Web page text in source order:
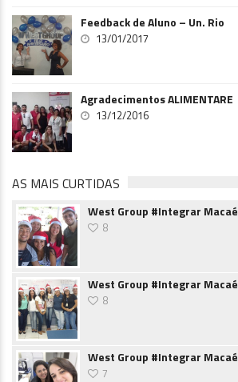
Feedback de Aluno – Un. Rio
13/01/2017
Agradecimentos ALIMENTARE
13/12/2016
AS MAIS CURTIDAS
West Group #Integrar Macaé
8
West Group #Integrar Macaé
8
West Group #Integrar Macaé
7